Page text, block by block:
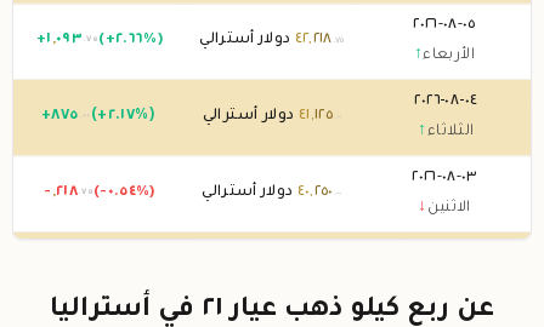
٠٥-٠٨-٢٠٢٦
الأربعاء↑
٤٢,٢١٨ .٧٥ دولار أسترالي +١ ,٠٩٣ .٧٥ (+٢.٦٦%)
٠٤-٠٨-٢٠٢٦
الثلاثاء ↑
٤١ ,١٢٥ .٠٠ دولار أسترالي +٨٧٥ .٠٠ (+٢.١٧%)
٠٣-٠٨-٢٠٢٦
الاثنين ↓
٤٠,٢٥٠ .٠٠ دولار أسترالي - ,٢١٨ .٧٥ (-٠.٥٤%)
عن ربع كيلو ذهب عيار ٢١ في أستراليا